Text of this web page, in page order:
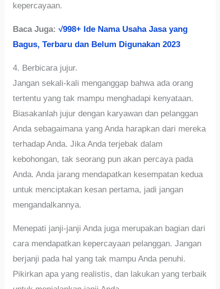
kepercayaan.
Baca Juga:√998+ Ide Nama Usaha Jasa yang
Bagus, Terbaru dan Belum Digunakan 2023
4. Berbicara jujur.
Jangan sekali-kali menganggap bahwa ada orang
tertentu yang tak mampu menghadapi kenyataan.
Biasakanlah jujur dengan karyawan dan pelanggan
Anda sebagaimana yang Anda harapkan dari mereka
terhadap Anda. Jika Anda terjebak dalam
kebohongan, tak seorang pun akan percaya pada
Anda. Anda jarang mendapatkan kesempatan kedua
untuk menciptakan kesan pertama, jadi jangan
mengandalkannya.
Menepati janji-janji Anda juga merupakan bagian dari
cara mendapatkan kepercayaan pelanggan. Jangan
berjanji pada hal yang tak mampu Anda penuhi.
Pikirkan apa yang realistis, dan lakukan yang terbaik